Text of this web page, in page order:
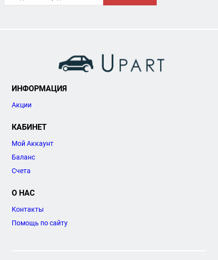
ИНФОРМАЦИЯ
Акции
КАБИНЕТ
Мой Аккаунт
Баланс
Счета
О НАС
Контакты
Помощь по сайту